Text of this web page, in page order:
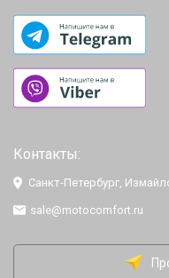
Контакты:
Санкт-Петербург,
sale@motocomfort.ru